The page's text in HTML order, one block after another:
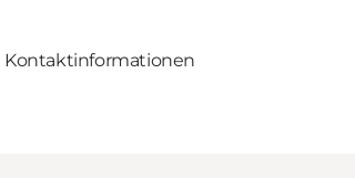
Kontaktinformationen